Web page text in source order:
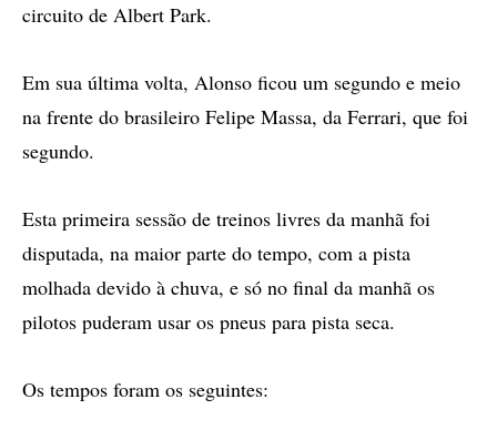
circuito de Albert Park.
Em sua última volta, Alonso ficou um segundo e meio
na frente do brasileiro Felipe Massa, da Ferrari, que foi
segundo.
Esta primeira sessão de treinos livres da manhã foi
disputada, na maior parte do tempo, com a pista
molhada devido à chuva, e só no final da manhã os
pilotos puderam usar os pneus para pista seca.
Os tempos foram os seguintes: